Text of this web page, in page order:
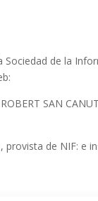
de la
ROBERT SAN
, provista de NIF: e